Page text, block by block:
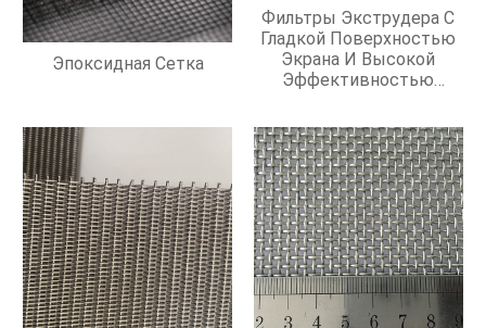
Эпоксидная Сетка
Фильтры Экструдера С
Гладкой Поверхностью
Экрана И Высокой
Эффективностью